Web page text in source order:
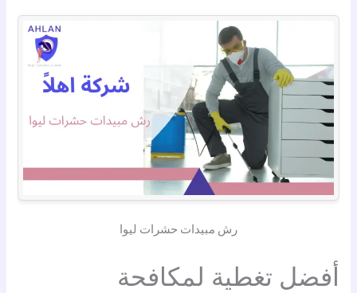
رش مبيدات حشرات ليوا
أفضل تغطية لمكافحة